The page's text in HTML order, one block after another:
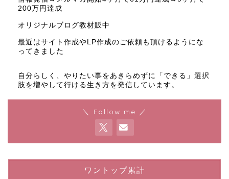
200万円達成
オリジナルブログ教材販中
最近はサイト作成やLP作成のご依頼も頂けるようにな
ってきました
自分らしく、やりたい事をあきらめずに「できる」選択
肢を増やして行ける生き方を発信しています。
＼ Follow me ／
ワントップ累計